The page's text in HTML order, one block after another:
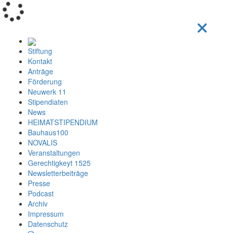
Stiftung
Kontakt
Anträge
Förderung
Neuwerk 11
Stipendiaten
News
HEIMATSTIPENDIUM
Bauhaus100
NOVALIS
Veranstaltungen
Gerechtigkeyt 1525
Newsletterbeiträge
Presse
Podcast
Archiv
Impressum
Datenschutz